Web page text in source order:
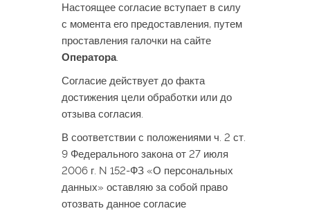
Настоящее согласие вступает в силу
с момента его предоставления, путем
проставления галочки на сайте
Оператора.
Согласие действует до факта
достижения цели обработки или до
отзыва согласия.
В соответствии с положениями ч. 2 ст.
9 Федерального закона от 27 июля
2006 г. N 152-ФЗ «О персональных
данных» оставляю за собой право
отозвать данное согласие